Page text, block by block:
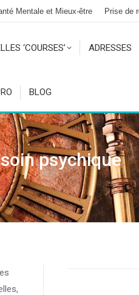
Mentale et Mieux-être Prise de
‘COURSES’ ADRESSES
BLOG
psychique